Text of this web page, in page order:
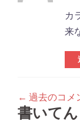
カ
来
コ
メ
← 過去のコメ
書いて